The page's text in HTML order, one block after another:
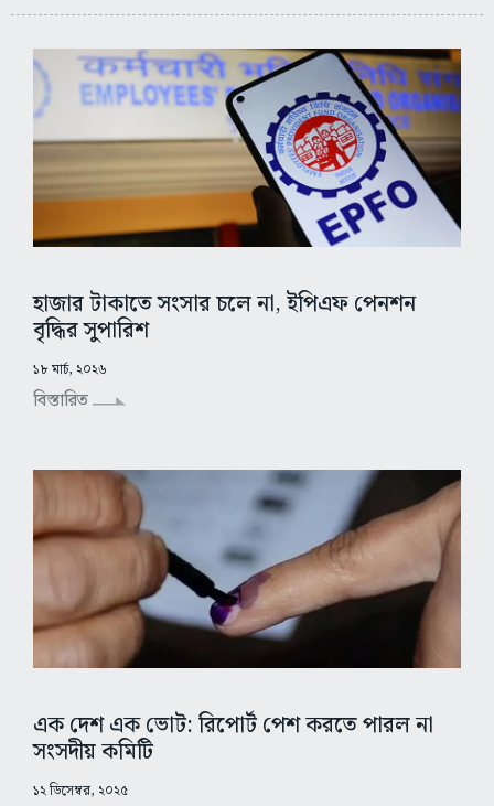
হাজার টাকাতে সংসার চলে না, ইপিএফ পেনশন
বৃদ্ধির সুপারিশ
১৮ মার্চ, ২০২৬
বিস্তারিত
এক দেশ এক ভোট: রিপোর্ট পেশ করতে পারল না
সংসদীয় কমিটি
১২ ডিসেম্বর, ২০২৫